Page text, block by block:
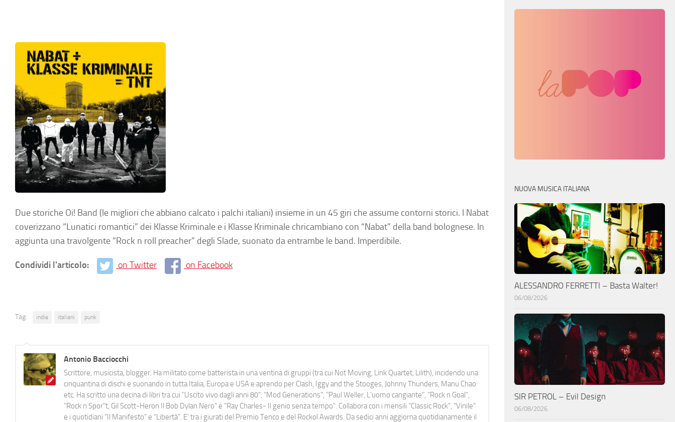
Due storiche Oi! Band (le migliori che abbiano calcato i palchi italiani) insieme in un 45 giri che assume contorni storici. I Nabat
coverizzano “Lunatici romantici” dei Klasse Kriminale e i Klasse Kriminale chricambiano con “Nabat” della band bolognese. In
aggiunta una travolgente “Rock n roll preacher” degli Slade, suonato da entrambe le band. Imperdibile.
Condividi l'articolo: on Twitter on Facebook
Tag: indie italiani punk
Antonio Bacciocchi
Scrittore, musicista, blogger. Ha militato come batterista in una ventina di gruppi (tra cui Not Moving, Link Quartet, Lilith), incidendo una
cinquantina di dischi e suonando in tutta Italia, Europa e USA e aprendo per Clash, Iggy and the Stooges, Johnny Thunders, Manu Chao
etc. Ha scritto una decina di libri tra cui "Uscito vivo dagli anni 80", "Mod Generations", "Paul Weller, L’uomo cangiante", "Rock n Goal",
"Rock n Spor"t, Gil Scott-Heron Il Bob Dylan Nero" e "Ray Charles- Il genio senza tempo". Collabora con i mensili “Classic Rock”, "Vinile"
e i quotidiani “Il Manifesto” e “Libertà”. E' tra i giurati del Premio Tenco e del Rockol Awards. Da sedici anni aggiorna quotidianamente il
NUOVA MUSICA ITALIANA
ALESSANDRO FERRETTI – Basta Walter!
06/08/2026
SIR PETROL – Evil Design
06/08/2026